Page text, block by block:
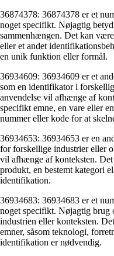
36874378: 36874378 er et
noget specifikt. Nøjagtig
sammenhængen. Det kan
eller et andet
en unik funktion eller formål.
36934609: 36934609 er et
som en identifikator i
anvendelse vil afhænge af
specifikt emne, en vare eller
nummer eller kode for at
36934653: 36934653 er en
for forskellige industrier eller
vil afhænge af konteksten.
produkt, en bestemt kategori
identifikation.
36934683: 36934683 er et
noget specifikt. Nøjagtig
industrien eller konteksten.
emner, såsom teknologi,
identifikation er nødvendig.